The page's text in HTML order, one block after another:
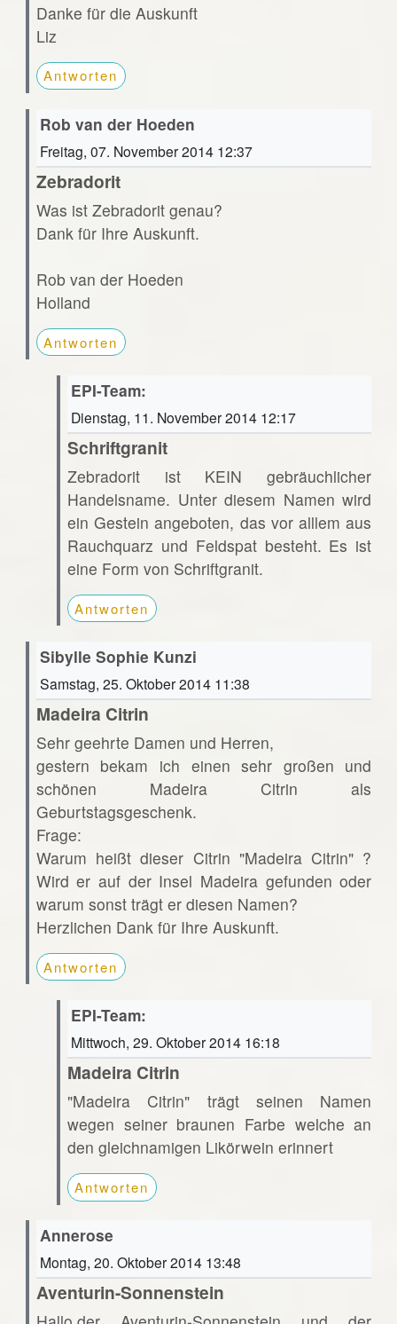
Danke für die Auskunft
Liz
Antworten
Rob van der Hoeden
Freitag, 07. November 2014 12:37
Zebradorit
Was ist Zebradorit genau?
Dank für Ihre Auskunft.
Rob van der Hoeden
Holland
Antworten
EPI-Team:
Dienstag, 11. November 2014 12:17
Schriftgranit
Zebradorit ist KEIN gebräuchlicher
Handelsname. Unter diesem Namen wird
ein Gestein angeboten, das vor alllem aus
Rauchquarz und Feldspat besteht. Es ist
eine Form von Schriftgranit.
Antworten
Sibylle Sophie Kunzi
Samstag, 25. Oktober 2014 11:38
Madeira Citrin
Sehr geehrte Damen und Herren,
gestern bekam ich einen sehr großen und
schönen Madeira Citrin als
Geburtstagsgeschenk.
Frage:
Warum heißt dieser Citrin "Madeira Citrin" ?
Wird er auf der Insel Madeira gefunden oder
warum sonst trägt er diesen Namen?
Herzlichen Dank für Ihre Auskunft.
Antworten
EPI-Team:
Mittwoch, 29. Oktober 2014 16:18
Madeira Citrin
"Madeira Citrin" trägt seinen Namen
wegen seiner braunen Farbe welche an
den gleichnamigen Likörwein erinnert
Antworten
Annerose
Montag, 20. Oktober 2014 13:48
Aventurin-Sonnenstein